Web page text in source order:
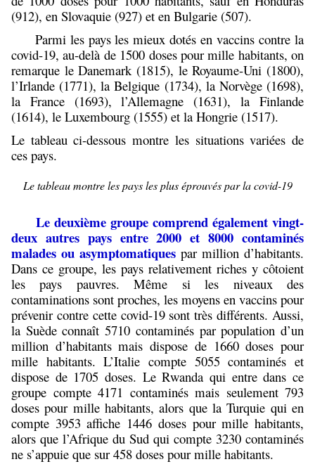
(912), en Slovaquie (927) et en Bulgarie (507).
Parmi les pays les mieux dotés en vaccins contre la
covid-19, au-delà de 1500 doses pour mille habitants, on
remarque le Danemark (1815), le Royaume-Uni (1800),
l’Irlande (1771), la Belgique (1734), la Norvège (1698),
la France (1693), l’Allemagne (1631), la Finlande
(1614), le Luxembourg (1555) et la Hongrie (1517).
Le tableau ci-dessous montre les situations variées de
ces pays.
Le tableau montre les pays les plus éprouvés par la covid-19
Le deuxième groupe comprend également vingt-
deux autres pays entre 2000 et 8000 contaminés
malades ou asymptomatiques par million d’habitants.
Dans ce groupe, les pays relativement riches y côtoient
les pays pauvres. Même si les niveaux des
contaminations sont proches, les moyens en vaccins pour
prévenir contre cette covid-19 sont très différents. Aussi,
la Suède connaît 5710 contaminés par population d’un
million d’habitants mais dispose de 1660 doses pour
mille habitants. L’Italie compte 5055 contaminés et
dispose de 1705 doses. Le Rwanda qui entre dans ce
groupe compte 4171 contaminés mais seulement 793
doses pour mille habitants, alors que la Turquie qui en
compte 3953 affiche 1446 doses pour mille habitants,
alors que l’Afrique du Sud qui compte 3230 contaminés
ne s’appuie que sur 458 doses pour mille habitants.